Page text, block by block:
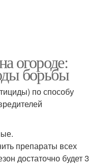
огороде:
борьбы
по способу
препараты всех
достаточно будет 3